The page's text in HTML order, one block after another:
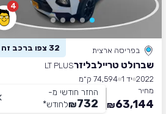
4
בפריסה ארצית 32 צפו ברכב זה
שברולט טריילבליזרLT PLUS
2022 יד 1
74,594 ק״מ
מחיר
63,144
₪
החזר חודשי מ-
732
₪לחודש*